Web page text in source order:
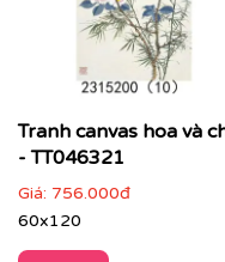
Tranh canvas hoa và
- TT046321
Giá: 756.000đ
60x120